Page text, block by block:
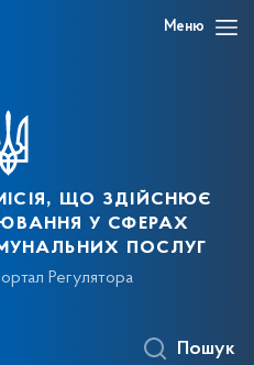
Меню
що здійснює
у сферах
послуг
Регулятора
Пошук